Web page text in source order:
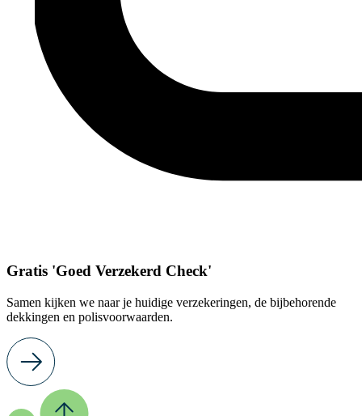
Gratis 'Goed Verzekerd Check'
Samen kijken we naar je huidige verzekeringen, de bijbehorende
dekkingen en polisvoorwaarden.